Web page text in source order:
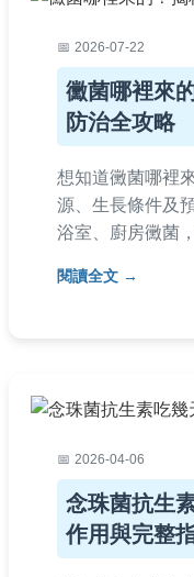
2026-07-22
黴菌哪裡來
防治全攻略
想知道黴菌哪裡
源、生長條件及
浴室、廚房黴菌
離黴菌困擾。
閱讀全文
2026-04-06
念珠菌抗生
作用與完整